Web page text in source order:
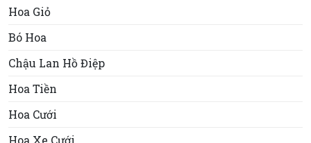
Hoa Giỏ
Bó Hoa
Chậu Lan Hồ Điệp
Hoa Tiền
Hoa Cưới